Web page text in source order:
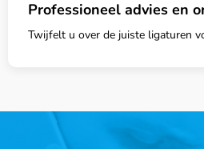
Professioneel advies en
Twijfelt u over de juiste ligaturen